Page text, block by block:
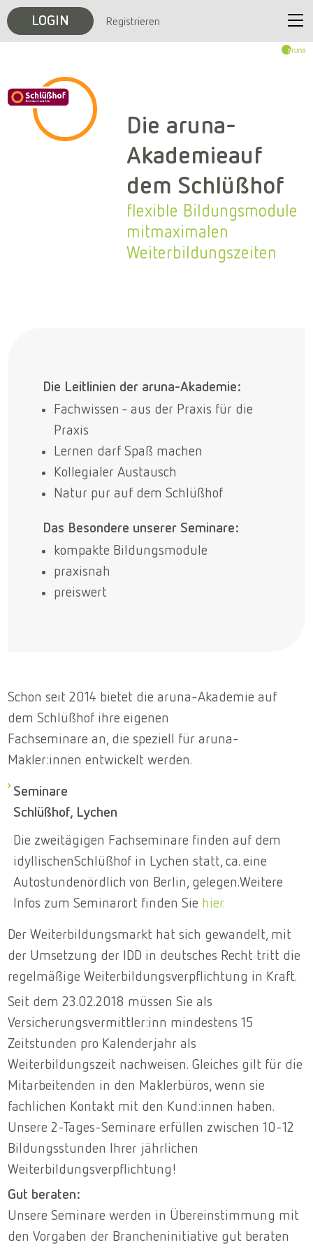
LOGIN Registrieren
Veranstaltungen
Karriere
Kontakt
Die aruna-
Akademieauf
dem Schlüßhof
flexible Bildungsmodule
mitmaximalen
Weiterbildungszeiten
Die Leitlinien der aruna-Akademie:
Fachwissen - aus der Praxis für die
Praxis
Lernen darf Spaß machen
Kollegialer Austausch
Natur pur auf dem Schlüßhof
Das Besondere unserer Seminare:
kompakte Bildungsmodule
praxisnah
preiswert
Schon seit 2014 bietet die aruna-Akademie auf
dem Schlüßhof ihre eigenen
Fachseminare an, die speziell für aruna-
Makler:innen entwickelt werden.
Seminare
Schlüßhof, Lychen
Die zweitägigen Fachseminare finden auf dem
idyllischenSchlüßhof in Lychen statt, ca. eine
Autostundenördlich von Berlin, gelegen.Weitere
Infos zum Seminarort finden Sie hier.
Der Weiterbildungsmarkt hat sich gewandelt, mit
der Umsetzung der IDD in deutsches Recht tritt die
regelmäßige Weiterbildungsverpflichtung in Kraft.
Seit dem 23.02.2018 müssen Sie als
Versicherungsvermittler:inn mindestens 15
Zeitstunden pro Kalenderjahr als
Weiterbildungszeit nachweisen. Gleiches gilt für die
Mitarbeitenden in den Maklerbüros, wenn sie
fachlichen Kontakt mit den Kund:innen haben.
Unsere 2-Tages-Seminare erfüllen zwischen 10-12
Bildungsstunden Ihrer jährlichen
Weiterbildungsverpflichtung!
Gut beraten:
Unsere Seminare werden in Übereinstimmung mit
den Vorgaben der Brancheninitiative gut beraten